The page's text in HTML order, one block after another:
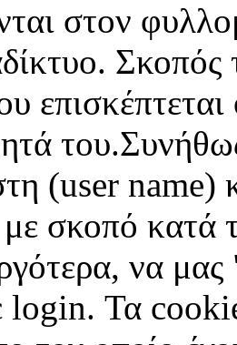
στον
Σκοπός
(user name)
σκοπό κατά
να μας
Τα